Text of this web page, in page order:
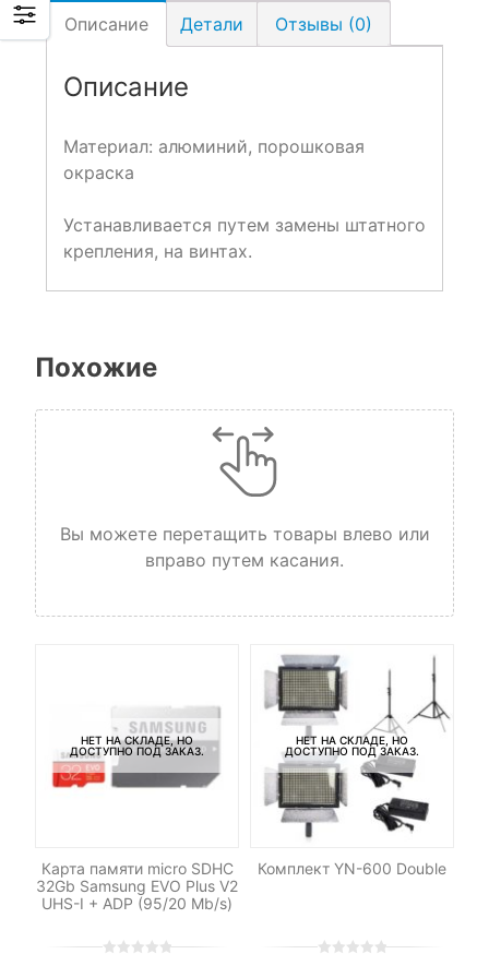
Описание Детали Отзывы (0)
Описание
Материал: алюминий, порошковая
окраска
Устанавливается путем замены штатного
крепления, на винтах.
Похожие
Вы можете перетащить товары влево или
вправо путем касания.
НЕТ НА СКЛАДЕ, НО
ДОСТУПНО ПОД ЗАКАЗ.
Карта памяти micro SDHC
32Gb Samsung EVO Plus V2
UHS-I + ADP (95/20 Mb/s)
НЕТ НА СКЛАДЕ, НО
ДОСТУПНО ПОД ЗАКАЗ.
Комплект YN-600 Double